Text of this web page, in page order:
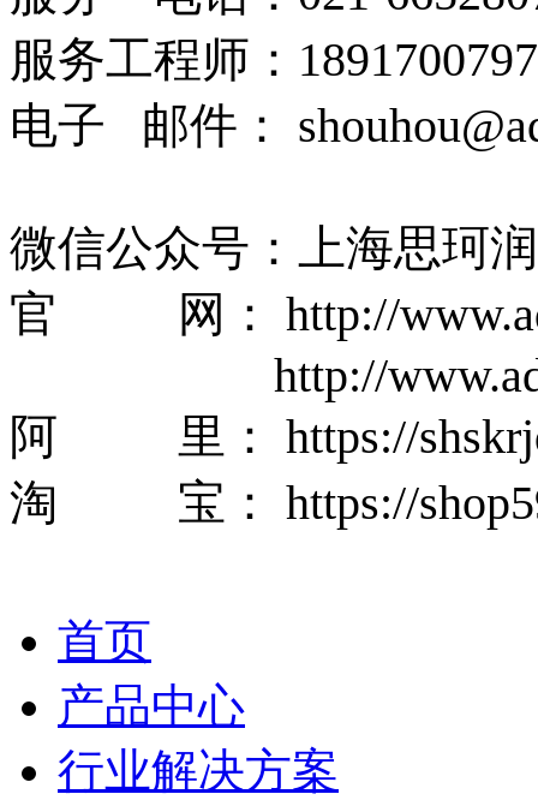
服务工程师：
电子 邮件：
微信公众号：上海思珂
官 网： http://
http://
阿 里： https://
淘 宝： https://
首页
产品中心
行业解决方案